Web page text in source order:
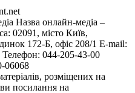
Назва онлайн-медіа –
02091, місто Київ,
172-Б, офіс 208/1 E-mail:
Телефон: 044-205-43-00
06068
розміщених на
посилання на